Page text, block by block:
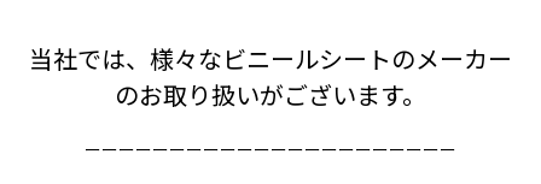
当社では、様々なビニールシートのメーカー
のお取り扱いがございます。
ーーーーーーーーーーーーーーーーーーーーーー